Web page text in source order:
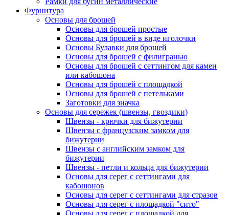
Фурнитура
Основы для брошей
Основы для брошей простые
Основы для брошей в виде иголочки
Основы Булавки для брошей
Основы для брошей с филигранью
Основы для брошей с сеттингом для камеи
или кабошона
Основы для брошей с площадкой
Основы для брошей с петельками
Заготовки для значка
Основы для сережек (швензы, гвоздики)
Швензы - крючки для бижутерии
Швензы с французским замком для
бижутерии
Швензы с английским замком для
бижутерии
Швензы - петли и кольца для бижутерии
Основы для серег с сеттингами для
кабошонов
Основы для серег с сеттингами для стразов
Основы для серег с площадкой "сито"